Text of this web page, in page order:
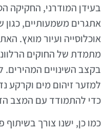
בעידן המודרני, החקיקה
אתגרים משמעותיים, כגון
אוכלוסייה ועיור מואץ.
מתמדת של החוקים
בקצב השינויים המהירים.
למזער זיהום מים וקרקע
כדי להתמודד עם המצב
כמו כן, ישנו צורך בשיתוף